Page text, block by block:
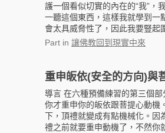
護一個看似切實的內在的“我”，
一聽這個東西，這樣我就學到一
會太具威脅性了，因此我要豎起
Part in 讓佛教回到現實中來
重申皈依(安全的方向)與
導言 在六種預備練習的第三個
你才重申你的皈依跟菩提心動機
下，頂禮就變成有點機械化。因
禮之前就要重申動機了，不然你